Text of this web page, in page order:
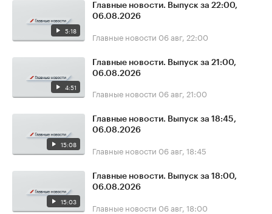
5:18
Главные новости. Выпуск за 22:00,
06.08.2026
Главные новости 06 авг, 22:00
4:51
Главные новости. Выпуск за 21:00,
06.08.2026
Главные новости 06 авг, 21:00
15:08
Главные новости. Выпуск за 18:45,
06.08.2026
Главные новости 06 авг, 18:45
15:03
Главные новости. Выпуск за 18:00,
06.08.2026
Главные новости 06 авг, 18:00